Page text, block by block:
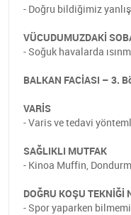
- Doğru bildiğimiz
VÜCUDUMUZDAKİ
- Soğuk havalarda
BALKAN FACİASI – 3.
VARİS
- Varis ve tedavi
SAĞLIKLI MUTFAK
- Kinoa Muffin,
DOĞRU KOŞU TEKNİĞİ
- Spor yaparken